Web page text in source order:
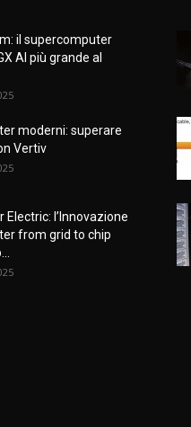
il supercomputer
AI più grande al
moderni: superare
Vertiv
Electric: l’Innovazione
from grid to chip